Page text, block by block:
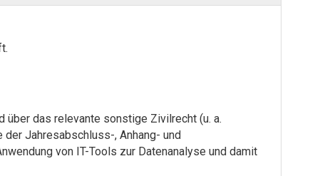
über das relevante sonstige Zivilrecht (u. a.
Jahresabschluss-, Anhang- und
von IT-Tools zur Datenanalyse und damit